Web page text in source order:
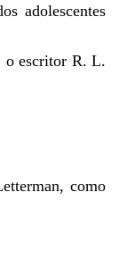
adolescentes
o escritor R. L.
como